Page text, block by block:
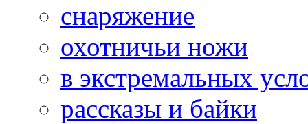
снаряжение
охотничьи ножи
в экстремальных
рассказы и байки